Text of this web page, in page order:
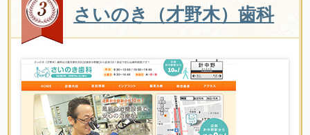
さいのき（才野木）歯科